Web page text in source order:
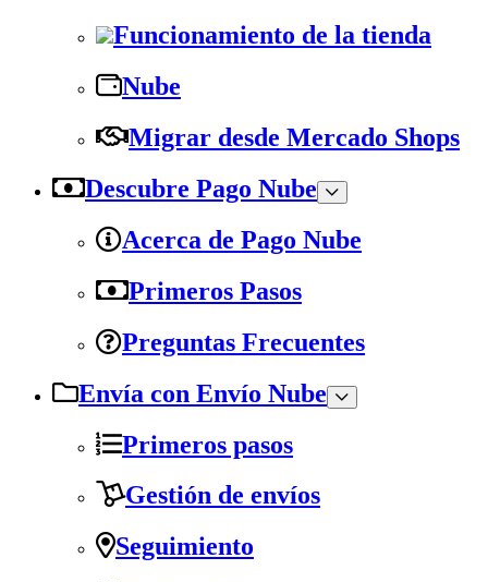
Funcionamiento de la tienda
Nube
Migrar desde Mercado Shops
Descubre Pago Nube
Acerca de Pago Nube
Primeros Pasos
Preguntas Frecuentes
Envía con Envío Nube
Primeros pasos
Gestión de envíos
Seguimiento